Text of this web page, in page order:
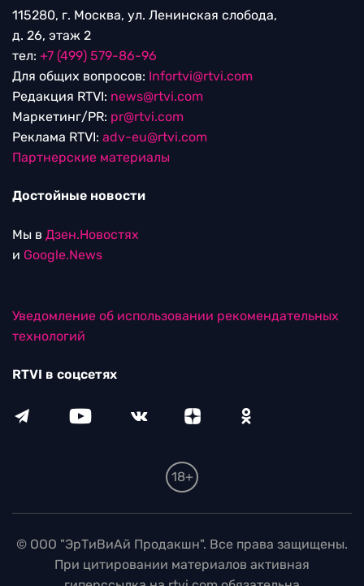
115280, г. Москва, ул. Ленинская слобода,
д. 26, этаж 2
тел: +7 (499) 579-86-96
Для общих вопросов: Infortvi@rtvi.com
Редакция RTVI: news@rtvi.com
Маркетинг/PR: pr@rtvi.com
Реклама RTVI: adv-eu@rtvi.com
Партнерские материалы
Достойные новости
Мы в Дзен.Новостях
и Google.News
Уведомление об использовании рекомендательных
технологий
RTVI в соцсетях
18+
© ООО "ЭрТиВиАй Продакшн". Все права защищены.
При цитировании материалов активная